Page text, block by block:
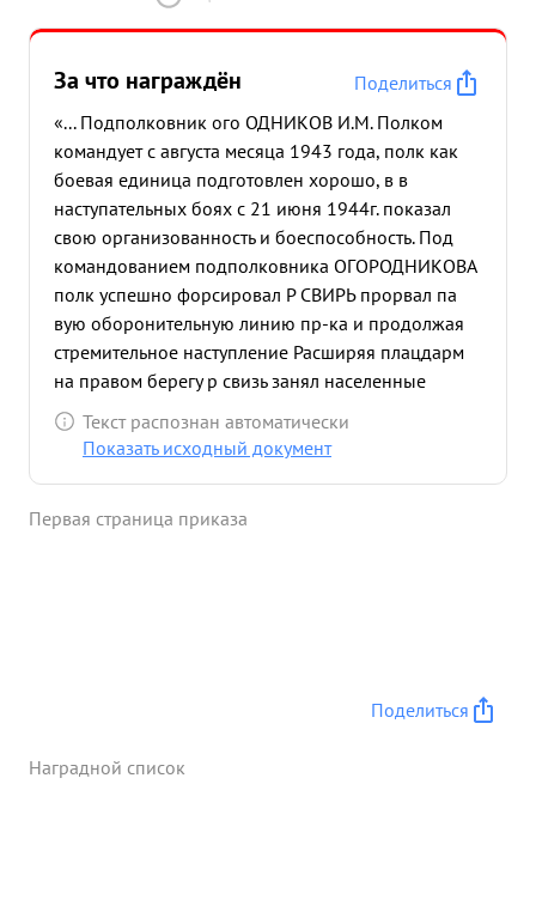
За что награждён
Поделиться
«... Подполковник ого ОДНИКОВ И.М. Полком
командует с августа месяца 1943 года, полк как
боевая единица подготовлен хорошо, в в
наступательных боях с 21 июня 1944г. показал
свою организованность и боеспособность. Под
командованием подполковника ОГОРОДНИКОВА
полк успешно форсировал Р СВИРЬ прорвал па
вую оборонительную линию пр-ка и продолжая
стремительное наступление Расширяя плацдарм
на правом берегу р свизь занял населенные
пункты: СвирокаяСлабода, Усадище, Наволок,
сильно укрепленный пр-ком населенный пункт
35 человек, из них офицеров - 3, унтерофицеров -
Текст распознан автоматически
Показать исходный документ
Первая страница приказа
Поделиться
Наградной список